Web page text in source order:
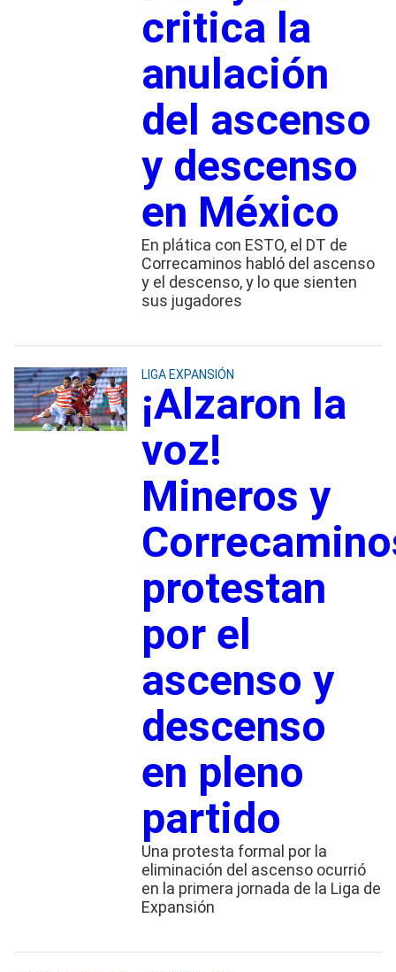
critica la
anulación
del ascenso
y descenso
en México
En plática con ESTO, el DT de
Correcaminos habló del ascenso
y el descenso, y lo que sienten
sus jugadores
LIGA EXPANSIÓN
¡Alzaron la
voz!
Mineros y
protestan
por el
ascenso y
descenso
en pleno
partido
Una protesta formal por la
eliminación del ascenso ocurrió
en la primera jornada de la Liga de
Expansión